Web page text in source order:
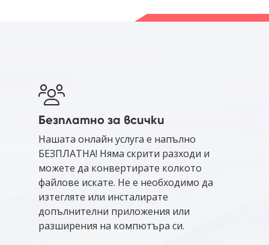
Безплатно за всички
Нашата онлайн услуга е напълно
БЕЗПЛАТНА! Няма скрити разходи и
можете да конвертирате колкото
файлове искате. Не е необходимо да
изтегляте или инсталирате
допълнителни приложения или
разширения на компютъра си.